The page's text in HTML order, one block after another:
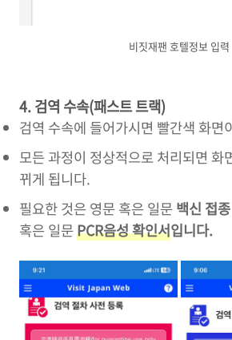
비짓재팬 호텔정보 입력
4. 검역 수속(패스트 트랙)
검역 수속에 들어가시면 빨간색 화면
모든 과정이 정상적으로 처리되면 화
뀌게 됩니다.
필요한 것은 영문 혹은 일문백신 접
혹은 일문PCR음성 확인서입니다.